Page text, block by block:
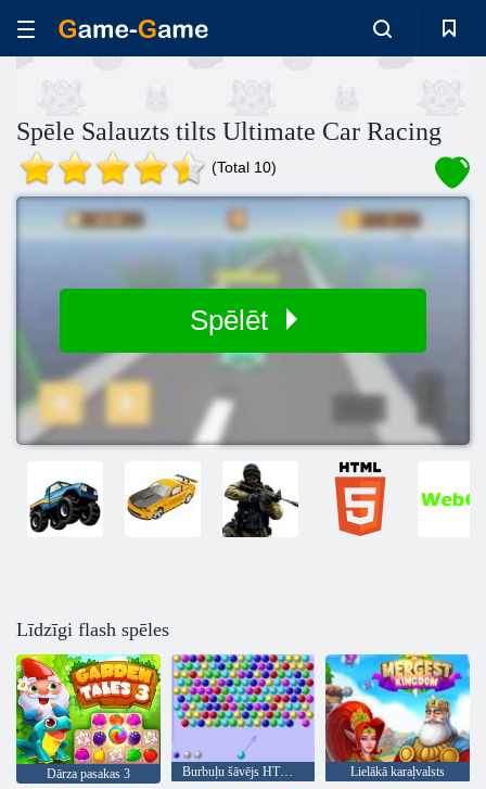
Spēle Salauzts tilts Ultimate Car Racing
(Total 10)
Spēlēt
Līdzīgi flash spēles
Dārza pasakas 3 Burbuļu šāvējs HTML5 Lielākā karaļvalsts